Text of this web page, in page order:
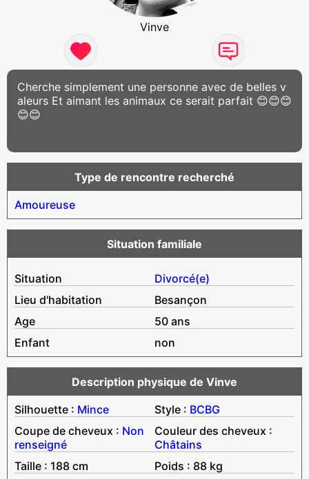
Vinve
Cherche simplement une personne avec de belles v
aleurs Et aimant les animaux ce serait parfait 😊😊😊
😊😊
Type de rencontre recherché
Amoureuse
Situation familiale
Situation
Divorcé(e)
Lieu d'habitation
Besançon
Age
50 ans
Enfant
non
Description physique de Vinve
Silhouette : Mince Style : BCBG
Coupe de cheveux : Non
renseigné
Couleur des cheveux :
Châtains
Taille : 188 cm
Poids : 88 kg